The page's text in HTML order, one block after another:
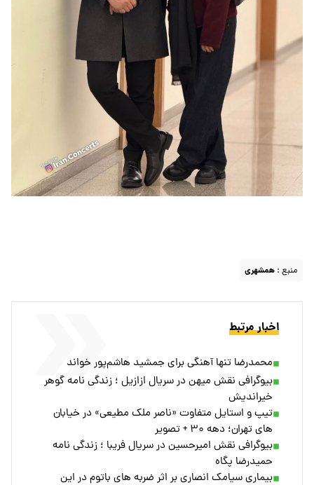
منبع : همشهری
اخبار مرتبط
محمدرضا تنها آهنگی برای جمشید هاشم‌پور خواند
بیوگرافی نقش میهن در سریال ازازیل ؛ زندگی نامه گوهر
خیراندیش
تیپ و استایل متفاوت «ناصر ملک مطیعی» در خیابان
های تهران؛ دهه ۳۰ + تصویر
بیوگرافی نقش امیرحسین در سریال فریبا ؛ زندگی نامه
حمیدرضا پگاه
بیماری سیامک انصاری بر اثر ضربه های باتوم در این